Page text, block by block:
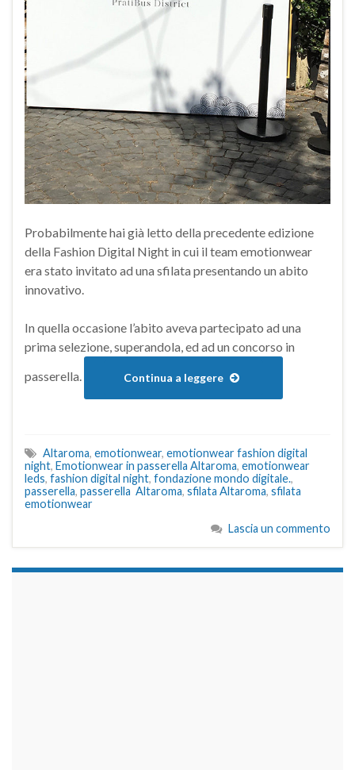
Probabilmente hai già letto della precedente edizione
della Fashion Digital Night in cui il team emotionwear
era stato invitato ad una sfilata presentando un abito
innovativo.
In quella occasione l’abito aveva partecipato ad una
prima selezione, superandola, ed ad un concorso in
passerella.
Continua a leggere
Altaroma, emotionwear, emotionwear fashion digital
night, Emotionwear in passerella Altaroma, emotionwear
leds, fashion digital night, fondazione mondo digitale.,
passerella, passerella Altaroma, sfilata Altaroma, sfilata
emotionwear
Lascia un commento